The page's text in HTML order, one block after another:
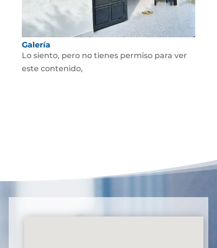
Galería
Lo siento, pero no tienes permiso para ver
este contenido,